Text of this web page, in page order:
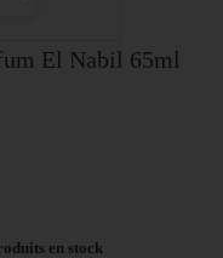
El Nabil 65ml
en stock